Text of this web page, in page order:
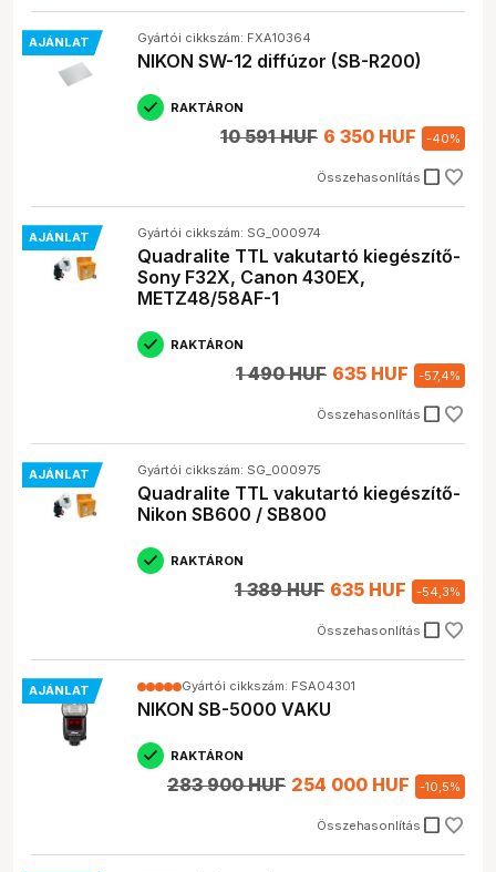
AJÁNLAT Gyártói cikkszám: FXA10364
NIKON SW-12 diffúzor (SB-R200)
RAKTÁRON
Összehasonlítás check_box_outline_blank
10 591 HUF 6 350 HUF -40%
AJÁNLAT Gyártói cikkszám: SG_000974
Quadralite TTL vakutartó kiegészítő-
Sony F32X, Canon 430EX,
METZ48/58AF-1
RAKTÁRON
Összehasonlítás check_box_outline_blank
1 490 HUF 635 HUF -57,4%
AJÁNLAT Gyártói cikkszám: SG_000975
Quadralite TTL vakutartó kiegészítő-
Nikon SB600 / SB800
RAKTÁRON
Összehasonlítás check_box_outline_blank
1 389 HUF 635 HUF -54,3%
AJÁNLAT Gyártói cikkszám: FSA04301
NIKON SB-5000 VAKU
RAKTÁRON
Összehasonlítás check_box_outline_blank
283 900 HUF 254 000 HUF -10,5%